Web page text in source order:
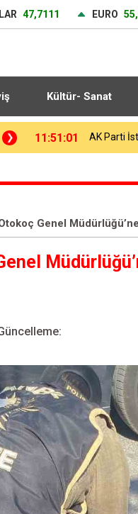
47,7111 EURO
Kültür- Sanat
11:54:32
Genel